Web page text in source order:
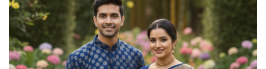
Add to
wishlist